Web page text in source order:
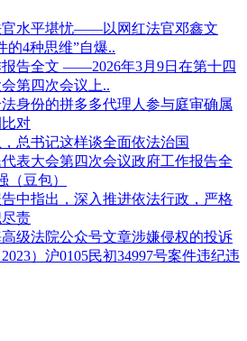
官水平堪忧——以网红法官邓鑫文
的4种思维”自爆..
告全文 ——2026年3月9日在第十四
第四次会议上..
身份的拼多多代理人参与庭审确属
对
总书记这样谈全面依法治国
表大会第四次会议政府工作报告全
（豆包）
中指出，深入推进依法行政，严格
责
级法院公众号文章涉嫌侵权的投诉
）沪0105民初34997号案件违纪违